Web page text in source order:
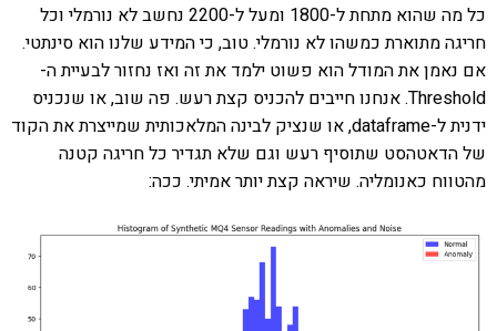
כל מה שהוא מתחת ל-1800 ומעל ל-2200 נחשב לא נורמלי וכל
חריגה מתוארת כמשהו לא נורמלי. טוב, כי המידע שלנו הוא סינתטי.
אם נאמן את המודל הוא פשוט ילמד את זה ואז נחזור לבעיית ה-
Threshold. אנחנו חייבים להכניס קצת רעש. פה שוב, או שנכניס
ידנית ל-dataframe, או שנציק לבינה המלאכותית שמייצרת את הקוד
של הדאטהסט שתוסיף רעש וגם שלא תגדיר כל חריגה קטנה
מהטווח כאנומליה. שיראה קצת יותר אמיתי. ככה: